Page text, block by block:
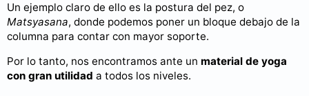
Un ejemplo claro de ello es la postura del pez, o
Matsyasana, donde podemos poner un bloque debajo de la
columna para contar con mayor soporte.
Por lo tanto, nos encontramos ante un material de yoga
con gran utilidad a todos los niveles.